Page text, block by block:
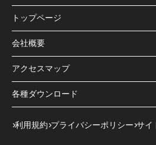
トップページ
会社概要
アクセスマップ
各種ダウンロード
利用規約 プライバシーポリシー サイ